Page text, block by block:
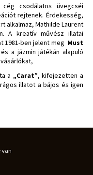
csodálatos üvegcséi
rejtenek. Érdekesség,
alkalmaz, Mathilde Laurent
A kreatív művész illatai
1981-ben jelent meg Must
a jázmin játékán alapuló
a „Carat”, kifejezetten a
illatot a bájos és igen
van